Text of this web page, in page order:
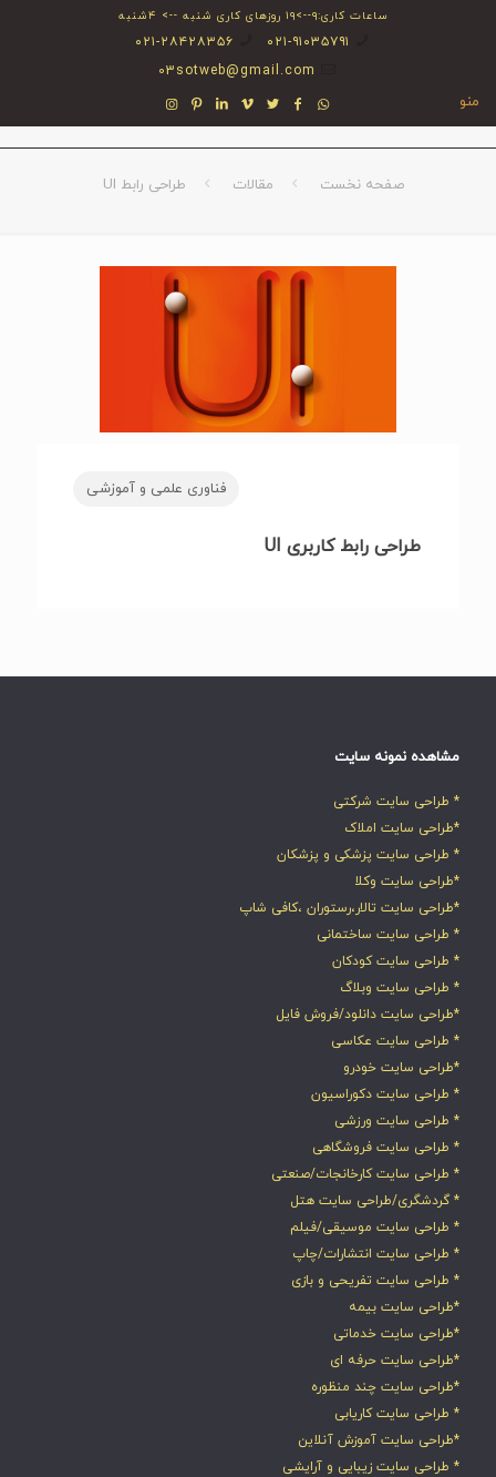
ساعات کاری:۹-->۱۹ روزهای کاری شنبه --> ۴شنبه
۰۲۱-۹۱۰۳۵۷۹۱
۰۲۱-۲۸۴۲۸۳۵۶
03sotweb@gmail.com
منو
صفحه نخست مقالات طراحی رابط UI
فناوری علمی و آموزشی
طراحی رابط کاربری UI
مشاهده نمونه سایت
* طراحی سایت شرکتی
*طراحی سایت املاک
* طراحی سایت پزشکی و پزشکان
*طراحی سایت وکلا
*طراحی سایت تالار،رستوران ،کافی شاپ
* طراحی سایت ساختمانی
* طراحی سایت کودکان
* طراحی سایت وبلاگ
*طراحی سایت دانلود/فروش فایل
* طراحی سایت عکاسی
*طراحی سایت خودرو
* طراحی سایت دکوراسیون
* طراحی سایت ورزشی
* طراحی سایت فروشگاهی
* طراحی سایت کارخانجات/صنعتی
* گردشگری/طراحی سایت هتل
* طراحی سایت موسیقی/فیلم
* طراحی سایت انتشارات/چاپ
* طراحی سایت تفریحی و بازی
*طراحی سایت بیمه
*طراحی سایت خدماتی
*طراحی سایت حرفه ای
*طراحی سایت چند منظوره
* طراحی سایت کاریابی
*طراحی سایت آموزش آنلاین
* طراحی سایت زیبایی و آرایشی